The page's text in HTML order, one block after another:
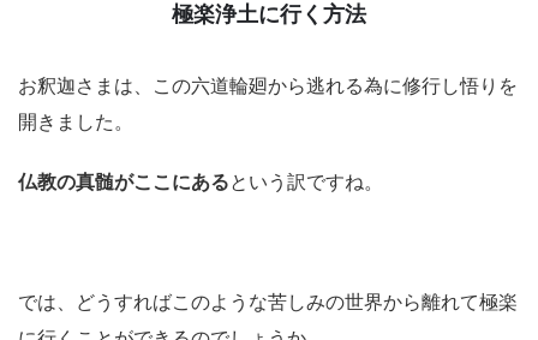
極楽浄土に行く方法
お釈迦さまは、この六道輪廻から逃れる為に修行し悟りを
開きました。
仏教の真髄がここにあるという訳ですね。
では、どうすればこのような苦しみの世界から離れて極楽